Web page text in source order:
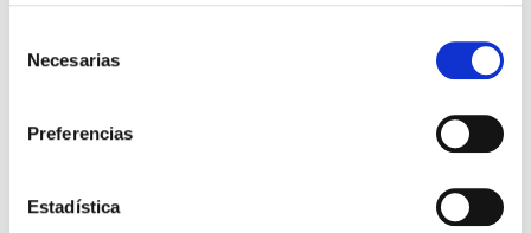
Necesarias
Preferencias
Estadística
qué es tan frecuente
La vaginitis es el nombre que se le da a cualquier
inflamación o infección de la vagina. Es un